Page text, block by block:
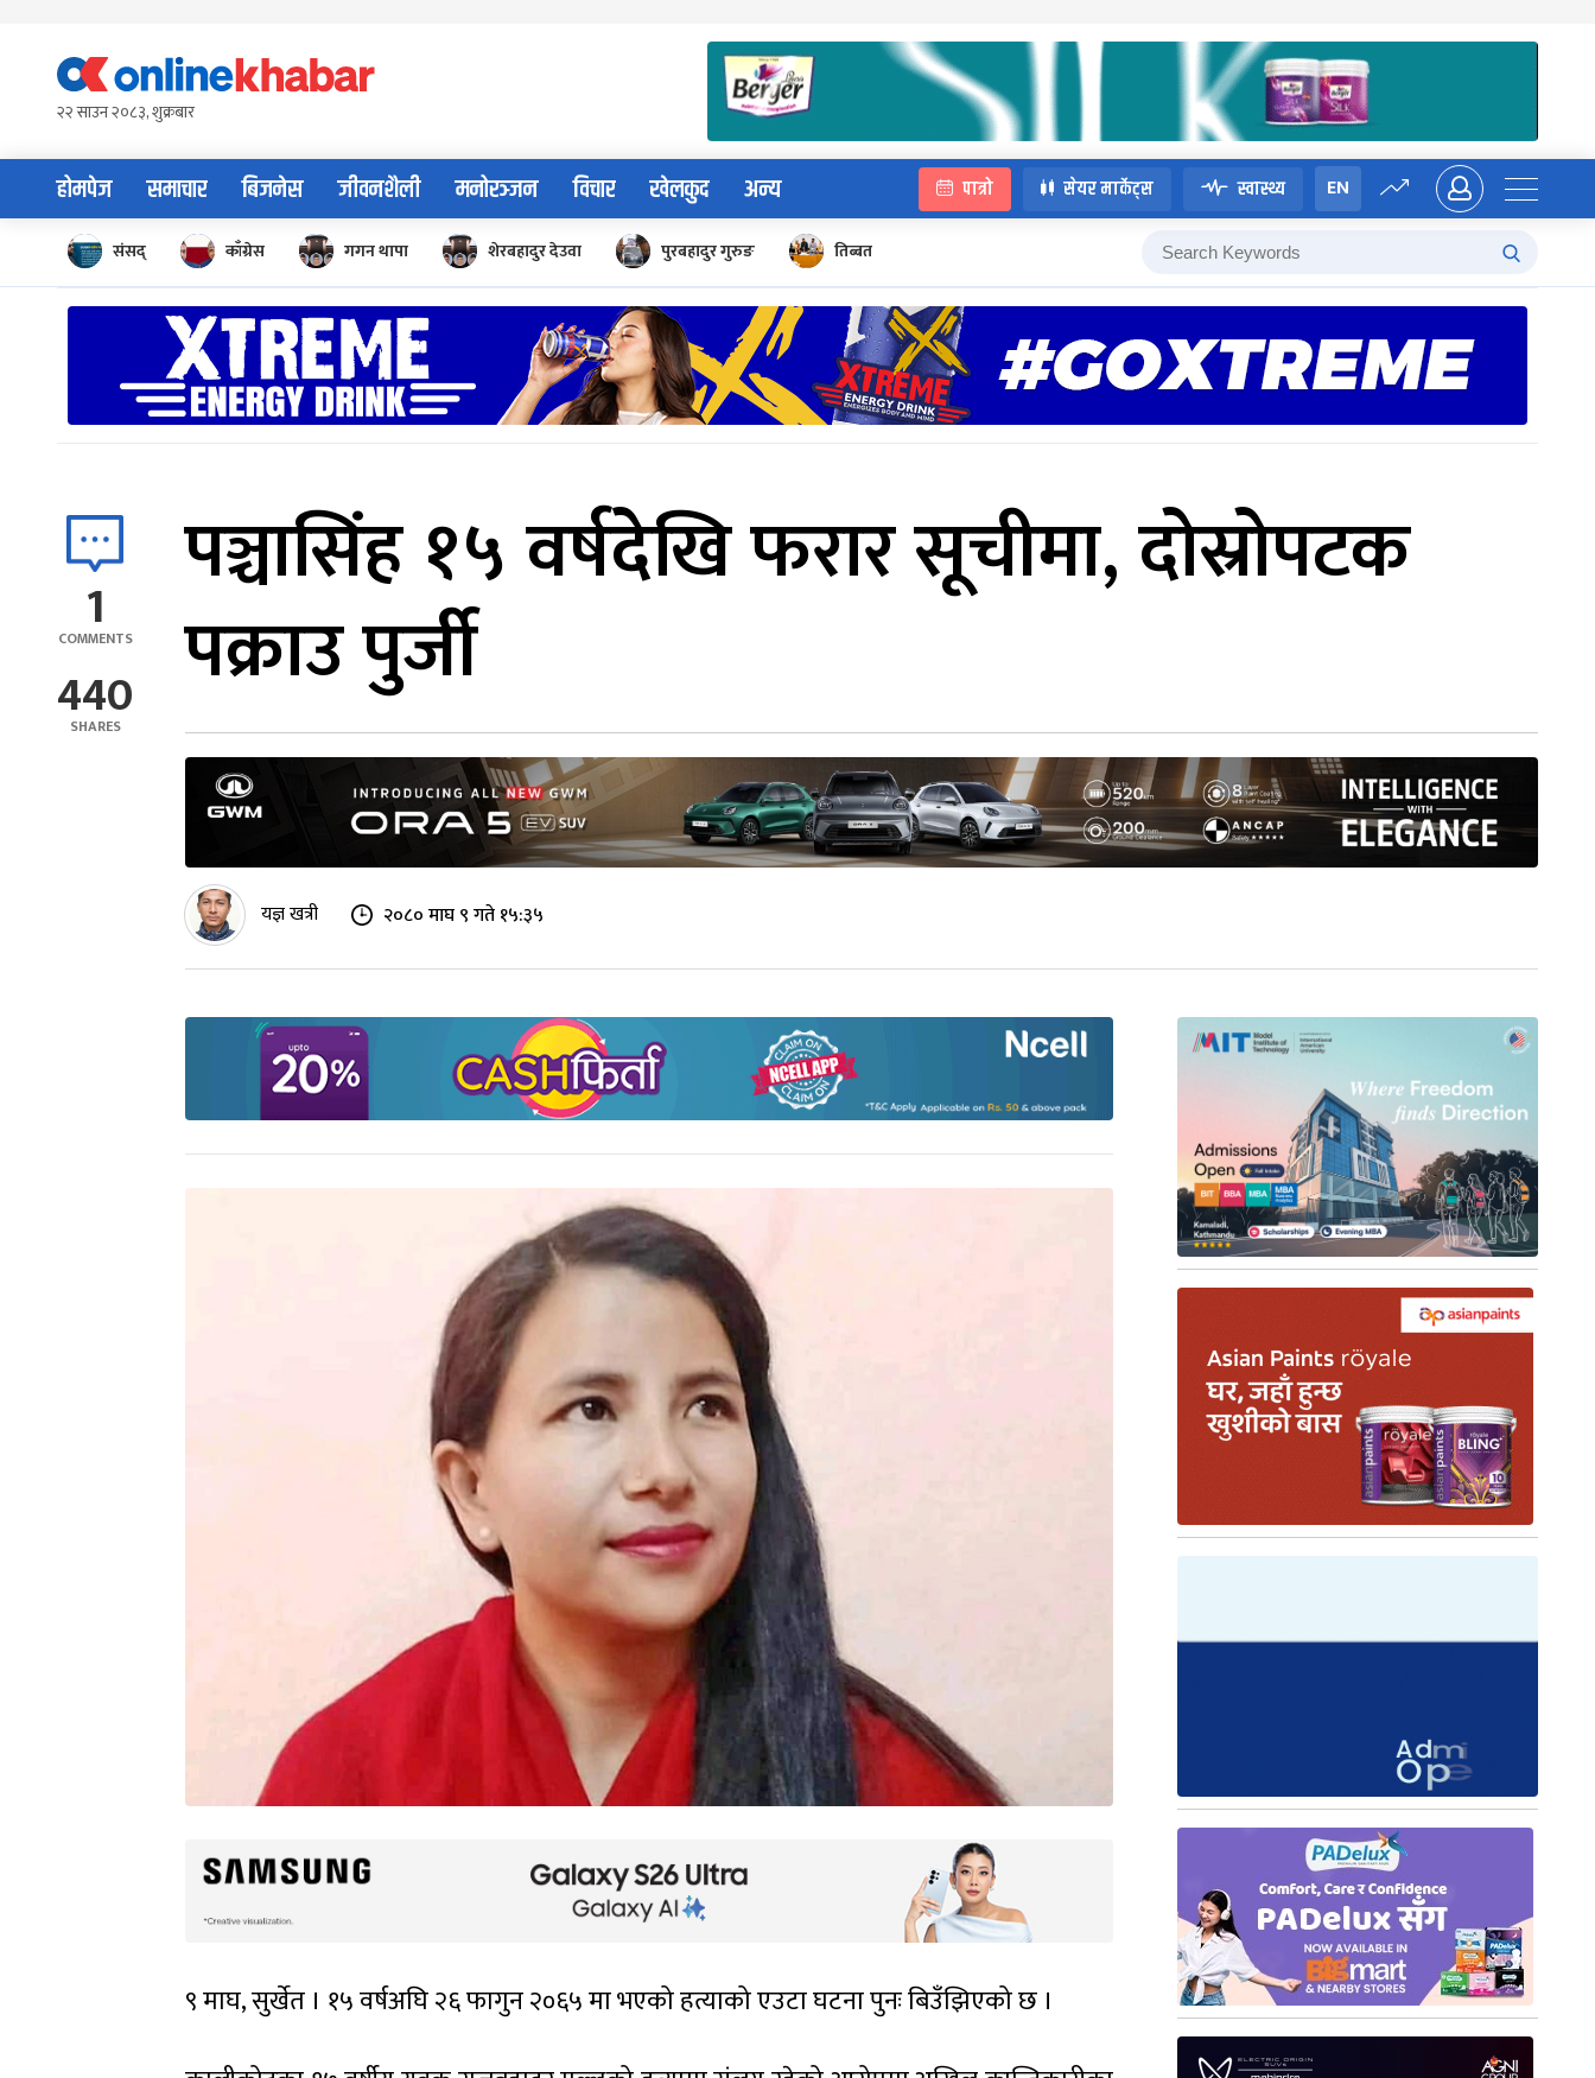
content२२ साउन २०८३, शुक्रबार
होमपेज समाचार बिजनेस जीवनशैली मनोरञ्जन विचार खेलकुद अन्य पात्रो सेयर मार्केट्स स्वास्थ्य EN
संसद् काँग्रेस गगन थापा शेरबहादुर देउवा पुरबहादुर गुरुङ तिब्बत
1
COMMENTS
440
SHARES
पञ्चासिंह १५ वर्षदेखि फरार सूचीमा, दोस्रोपटक
पक्राउ पुर्जी
यज्ञ खत्री २०८० माघ ९ गते १५:३५
९ माघ, सुर्खेत । १५ वर्षअघि २६ फागुन २०६५ मा भएको हत्याको एउटा घटना पुनः बिउँझिएको छ ।